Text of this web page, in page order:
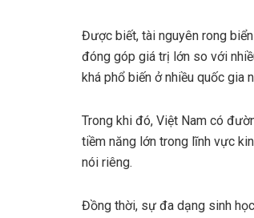
Được biết, tài nguyên rong
đóng góp giá trị lớn so với
khá phổ biến ở nhiều quốc gia
Trong khi đó, Việt Nam có
tiềm năng lớn trong lĩnh vực
nói riêng.
Đồng thời, sự đa dạng sinh